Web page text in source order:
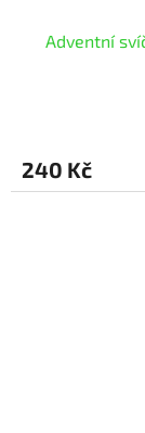
Adventní
240 Kč